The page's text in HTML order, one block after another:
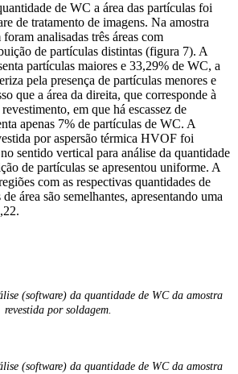
de WC a área das partículas foi
de tratamento de imagens. Na amostra
analisadas três áreas com
de partículas distintas (figura 7). A
partículas maiores e 33,29% de WC, a
pela presença de partículas menores e
que a área da direita, que corresponde à
em que há escassez de
apenas 7% de partículas de WC. A
por aspersão térmica HVOF foi
sentido vertical para análise da quantidade
de partículas se apresentou uniforme. A
com as respectivas quantidades de
área são semelhantes, apresentando uma
(software) da quantidade de WC da amostra
revestida por soldagem.
(software) da quantidade de WC da amostra